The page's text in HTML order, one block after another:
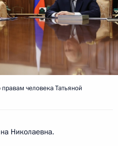
человека Татьяной
Николаевна.